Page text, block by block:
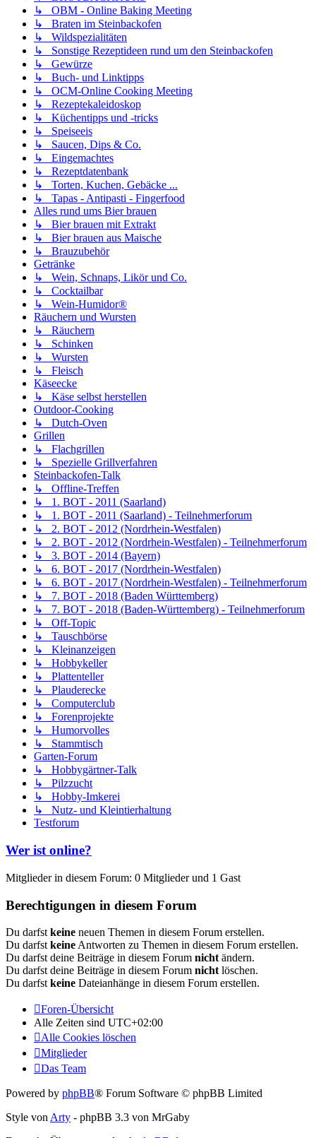
↳ OBM - Online Baking Meeting
↳ Braten im Steinbackofen
↳ Wildspezialitäten
↳ Sonstige Rezeptideen rund um den Steinbackofen
↳ Gewürze
↳ Buch- und Linktipps
↳ OCM-Online Cooking Meeting
↳ Rezeptekaleidoskop
↳ Küchentipps und -tricks
↳ Speiseeis
↳ Saucen, Dips & Co.
↳ Eingemachtes
↳ Rezeptdatenbank
↳ Torten, Kuchen, Gebäcke ...
↳ Tapas - Antipasti - Fingerfood
Alles rund ums Bier brauen
↳ Bier brauen mit Extrakt
↳ Bier brauen aus Maische
↳ Brauzubehör
Getränke
↳ Wein, Schnaps, Likör und Co.
↳ Cocktailbar
↳ Wein-Humidor®
Räuchern und Wursten
↳ Räuchern
↳ Schinken
↳ Wursten
↳ Fleisch
Käseecke
↳ Käse selbst herstellen
Outdoor-Cooking
↳ Dutch-Oven
Grillen
↳ Flachgrillen
↳ Spezielle Grillverfahren
Steinbackofen-Talk
↳ Offline-Treffen
↳ 1. BOT - 2011 (Saarland)
↳ 1. BOT - 2011 (Saarland) - Teilnehmerforum
↳ 2. BOT - 2012 (Nordrhein-Westfalen)
↳ 2. BOT - 2012 (Nordrhein-Westfalen) - Teilnehmerforum
↳ 3. BOT - 2014 (Bayern)
↳ 6. BOT - 2017 (Nordrhein-Westfalen)
↳ 6. BOT - 2017 (Nordrhein-Westfalen) - Teilnehmerforum
↳ 7. BOT - 2018 (Baden Württemberg)
↳ 7. BOT - 2018 (Baden-Württemberg) - Teilnehmerforum
↳ Off-Topic
↳ Tauschbörse
↳ Kleinanzeigen
↳ Hobbykeller
↳ Plattenteller
↳ Plauderecke
↳ Computerclub
↳ Forenprojekte
↳ Humorvolles
↳ Stammtisch
Garten-Forum
↳ Hobbygärtner-Talk
↳ Pilzzucht
↳ Hobby-Imkerei
↳ Nutz- und Kleintierhaltung
Testforum
Wer ist online?
Mitglieder in diesem Forum: 0 Mitglieder und 1 Gast
Berechtigungen in diesem Forum
Du darfst keine neuen Themen in diesem Forum erstellen.
Du darfst keine Antworten zu Themen in diesem Forum erstellen.
Du darfst deine Beiträge in diesem Forum nicht ändern.
Du darfst deine Beiträge in diesem Forum nicht löschen.
Du darfst keine Dateianhänge in diesem Forum erstellen.
Foren-Übersicht
Alle Zeiten sind UTC+02:00
Alle Cookies löschen
Mitglieder
Das Team
Powered by phpBB® Forum Software © phpBB Limited
Style von Arty - phpBB 3.3 von MrGaby